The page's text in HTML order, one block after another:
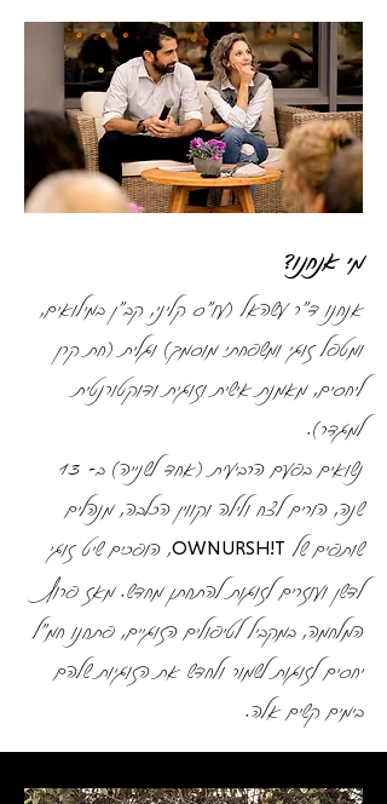
מי אנחנו?
אנחנו ד"ר עשהאל (עו"ס קליני, קב״ן במילואים,
ומטפל זוגי ומשפחתי מוסמך) וגלית (חת קרן
ליחסים, מאמנת אישית וזוגית ודוקטורנטית
למגדר). ​
נשואים בפעם הרביעית (אחד לשנייה) ב- 13
שנה, הורים לצח ולילה וקווין הכלבה, מנהלים
שותפים של OWNURSH!T, הופכים שיט זוגי
לדשן ועוזרים לזוגות להתחתן מחדש. מאז פרוץ
המלחמה, במקביל לטיפולים הזוגיים, פתחנו חמ״ל
יחסים לזוגות לשמור ולחדש את הזוגיות שלהם
בימים קשים אלה.